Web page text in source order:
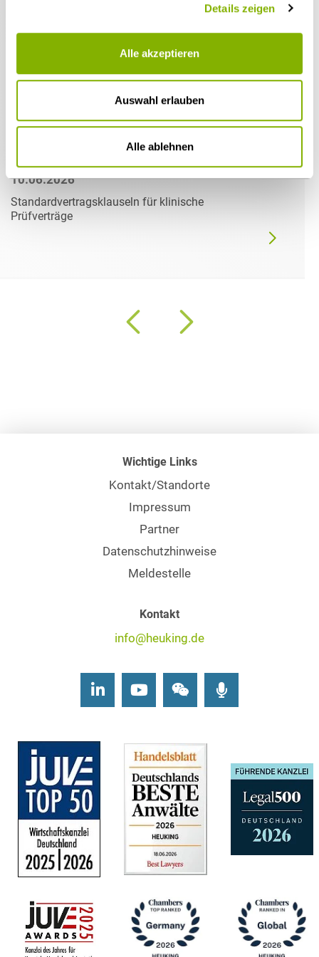
Details zeigen
Alle akzeptieren
Auswahl erlauben
Alle ablehnen
10.06.2026
Standardvertragsklauseln für klinische
Prüfverträge
Wichtige Links
Kontakt/Standorte
Impressum
Partner
Datenschutzhinweise
Meldestelle
Kontakt
info@heuking.de
LinkedInYoutubeWechat